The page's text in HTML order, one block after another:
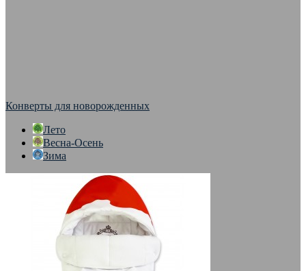
Конверты для новорожденных
Лето
Весна-Осень
Зима